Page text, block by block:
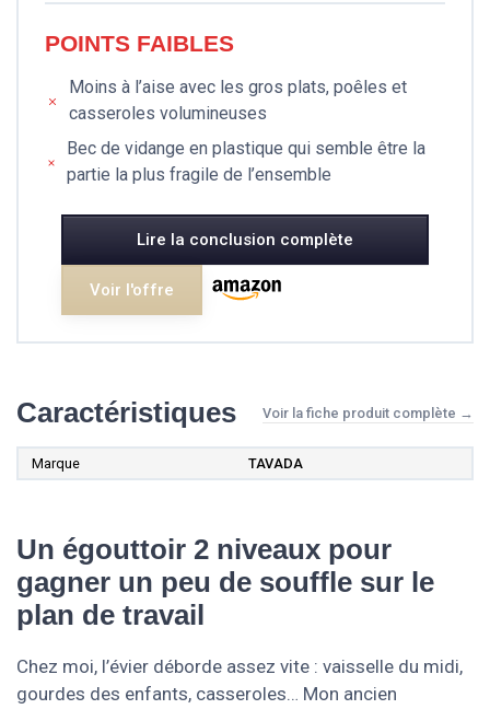
POINTS FAIBLES
Moins à l’aise avec les gros plats, poêles et
casseroles volumineuses
Bec de vidange en plastique qui semble être la
partie la plus fragile de l’ensemble
Lire la conclusion complète
Voir l'offre
Caractéristiques Voir la fiche produit complète →
Marque TAVADA
Un égouttoir 2 niveaux pour
gagner un peu de souffle sur le
plan de travail
Chez moi, l’évier déborde assez vite : vaisselle du midi,
gourdes des enfants, casseroles… Mon ancien